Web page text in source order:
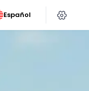
Español